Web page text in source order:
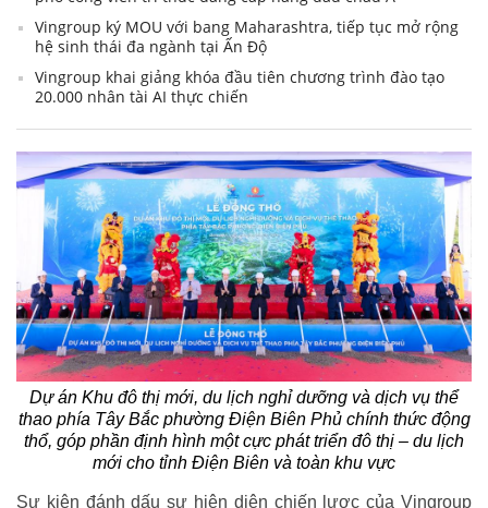
Vingroup ký MOU với bang Maharashtra, tiếp tục mở rộng
hệ sinh thái đa ngành tại Ấn Độ
Vingroup khai giảng khóa đầu tiên chương trình đào tạo
20.000 nhân tài AI thực chiến
Dự án Khu đô thị mới, du lịch nghỉ dưỡng và dịch vụ thể
thao phía Tây Bắc phường Điện Biên Phủ chính thức động
thổ, góp phần định hình một cực phát triển đô thị – du lịch
mới cho tỉnh Điện Biên và toàn khu vực
Sự kiện đánh dấu sự hiện diện chiến lược của Vingroup